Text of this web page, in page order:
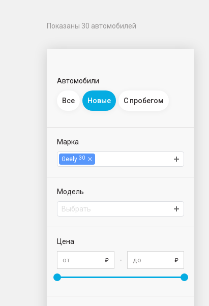
Показаны 30 автомобилей
Автомобили
Все Новые С пробегом
Марка
Geely 30
Модель
Выбрать
Цена
-